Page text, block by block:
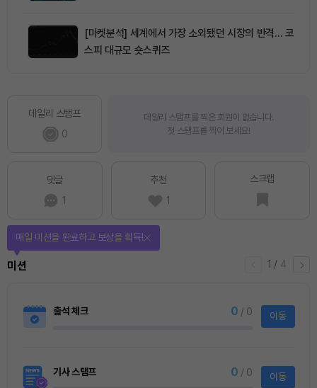
[마켓분석] 세계에서 가장 소외됐던 시장의 반격… 코
스피 대규모 숏스퀴즈
데일리 스탬프
0
데일리 스탬프를 찍은 회원이 없습니다.
첫 스탬프를 찍어 보세요!
댓글
1
추천
1
스크랩
1 / 4
미션
매일 미션을 완료하고 보상을 획득!
출석 체크 0 / 0 이동
기사 스탬프 0 / 0 이동